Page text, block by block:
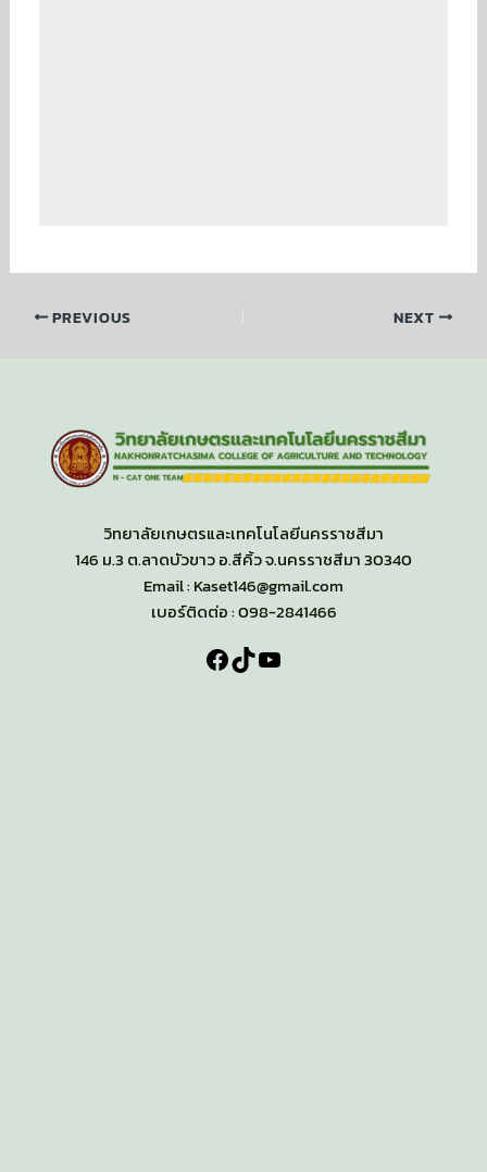
PREVIOUS NEXT
วิทยาลัยเกษตรและเทคโนโลยีนครราชสีมา
146 ม.3 ต.ลาดบัวขาว อ.สีคิ้ว จ.นครราชสีมา 30340
Email : Kaset146@gmail.com
เบอร์ติดต่อ : 098-2841466